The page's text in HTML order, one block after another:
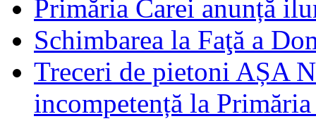
Primăria Carei anunță
Schimbarea la Faţă a
Treceri de pietoni AȘA
incompetență la